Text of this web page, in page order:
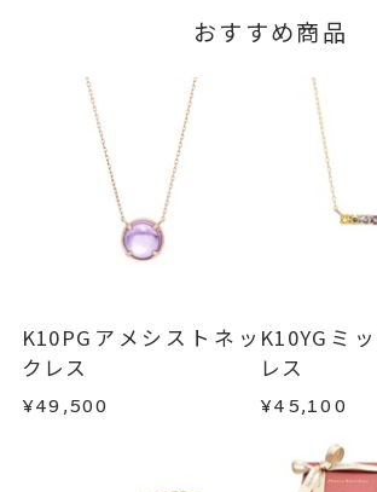
おすすめ商品
K10PGアメシストネッ
クレス
¥49,500
K10YGミ
レス
¥45,100